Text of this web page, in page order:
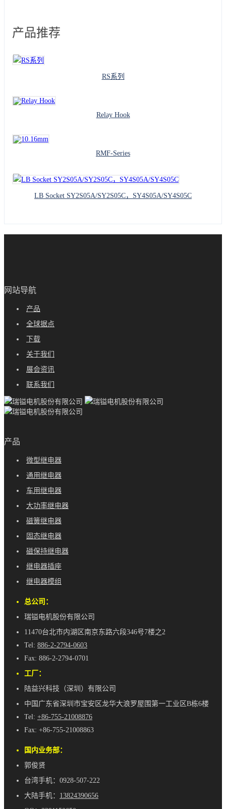
产品推荐
RS系列
Relay Hook
RMF-Series
LB Socket SY2S05A/SY2S05C，SY4S05A/SY4S05C
网站导航
产品
全球据点
下载
关于我们
展会资讯
联系我们
产品
微型继电器
通用继电器
车用继电器
大功率继电器
磁簧继电器
固态继电器
磁保持继电器
继电器插座
继电器模组
总公司：
瑞镒电机股份有限公司
11470台北市内湖区南京东路六段346号7楼之2
Tel: 886-2-2794-0603
Fax: 886-2-2794-0701
工厂：
陆益兴科技（深圳）有限公司
中国广东省深圳市宝安区龙华大浪罗屋围第一工业区B栋6楼
Tel: +86-755-21008876
Fax: +86-755-21008863
国内业务部：
郭俊贤
台湾手机：0928-507-222
大陆手机： 13824390656